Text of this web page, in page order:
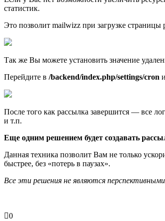
статистик.
Это позволит mailwizz при загрузке
Так же Вы можете установить значение
Перейдите в /backend/index.php/settings/cron
После того как рассылка завершится — все
и т.п.
Еще одним решением будет создавать
Данная техника позволит Вам не только
быстрее, без «потерь в паузах».
Все эти решения не являются
0